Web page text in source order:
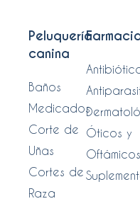
Peluquería
canina
Baños
Medicados
Corte de
Uñas
Cortes de
Raza
Óticos y
Oftámicos